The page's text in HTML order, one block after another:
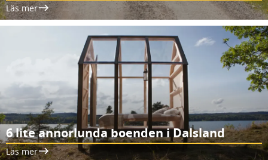
Läs mer
6 lite annorlunda boenden i Dalsland
Läs mer